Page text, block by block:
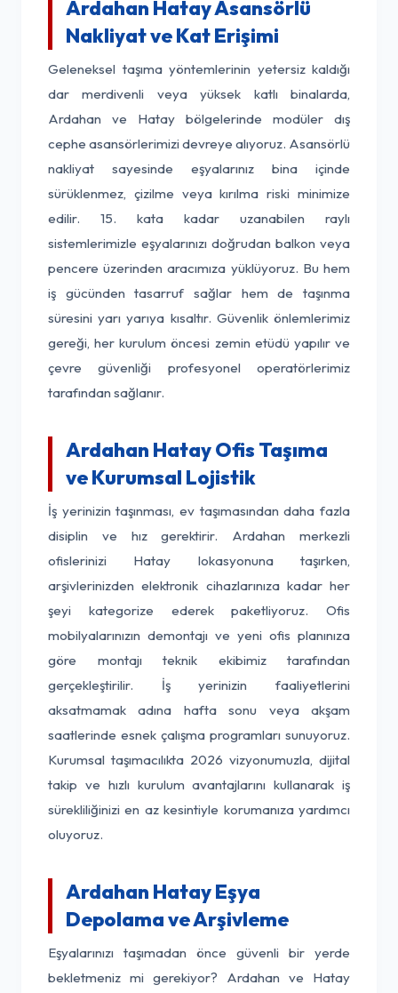
Ardahan Hatay Asansörlü
Nakliyat ve Kat Erişimi
Geleneksel taşıma yöntemlerinin yetersiz kaldığı
dar merdivenli veya yüksek katlı binalarda,
Ardahan ve Hatay bölgelerinde modüler dış
cephe asansörlerimizi devreye alıyoruz. Asansörlü
nakliyat sayesinde eşyalarınız bina içinde
sürüklenmez, çizilme veya kırılma riski minimize
edilir. 15. kata kadar uzanabilen raylı
sistemlerimizle eşyalarınızı doğrudan balkon veya
pencere üzerinden aracımıza yüklüyoruz. Bu hem
iş gücünden tasarruf sağlar hem de taşınma
süresini yarı yarıya kısaltır. Güvenlik önlemlerimiz
gereği, her kurulum öncesi zemin etüdü yapılır ve
çevre güvenliği profesyonel operatörlerimiz
tarafından sağlanır.
Ardahan Hatay Ofis Taşıma
ve Kurumsal Lojistik
İş yerinizin taşınması, ev taşımasından daha fazla
disiplin ve hız gerektirir. Ardahan merkezli
ofislerinizi Hatay lokasyonuna taşırken,
arşivlerinizden elektronik cihazlarınıza kadar her
şeyi kategorize ederek paketliyoruz. Ofis
mobilyalarınızın demontajı ve yeni ofis planınıza
göre montajı teknik ekibimiz tarafından
gerçekleştirilir. İş yerinizin faaliyetlerini
aksatmamak adına hafta sonu veya akşam
saatlerinde esnek çalışma programları sunuyoruz.
Kurumsal taşımacılıkta 2026 vizyonumuzla, dijital
takip ve hızlı kurulum avantajlarını kullanarak iş
sürekliliğinizi en az kesintiyle korumanıza yardımcı
oluyoruz.
Ardahan Hatay Eşya
Depolama ve Arşivleme
Eşyalarınızı taşımadan önce güvenli bir yerde
bekletmeniz mi gerekiyor? Ardahan ve Hatay